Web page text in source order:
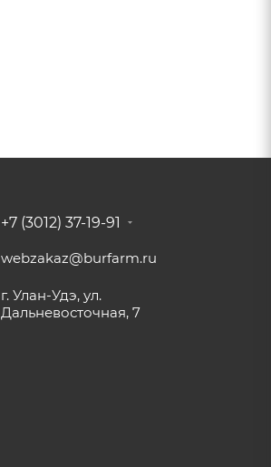
+7 (3012) 37-19-91
webzakaz@burfarm.ru
г. Улан-Удэ, ул.
Дальневосточная, 7